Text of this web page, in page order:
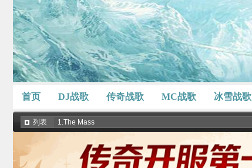
首页 DJ战歌 传奇战歌 MC战歌 冰雪战歌